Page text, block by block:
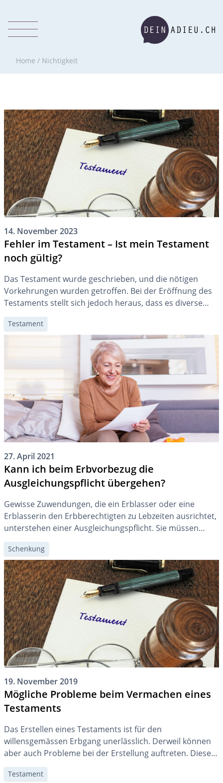
Home / Nichtigkeit
14. November 2023
Fehler im Testament – Ist mein Testament
noch gültig?
Das Testament wurde geschrieben, und die nötigen
Vorkehrungen wurden getroffen. Bei der Eröffnung des
Testaments stellt sich jedoch heraus, dass es diverse
Fehler enthält. Hat das Testament dennoch Bestand? In
diesem Beitrag erfahren Sie, welches die häufigsten
Fehler sind und welche Auswirkungen sie auf ein
Testament
27. April 2021
Kann ich beim Erbvorbezug die
Ausgleichungspflicht übergehen?
Gewisse Zuwendungen, die ein Erblasser oder eine
Erblasserin den Erbberechtigten zu Lebzeiten ausrichtet,
unterstehen einer Ausgleichungspflicht. Sie müssen
bezogene Leistungen im Erbgang zurückgeben oder auf
ihren Erbanteil anrechnen lassen. Was Sie unternehmen
können, um Ausgleichungspflichten abzumildern oder zu
vermeiden, zeigen wir Ihnen im folgenden Beitrag auf.
Schenkung
19. November 2019
Mögliche Probleme beim Vermachen eines
Testaments
Das Erstellen eines Testaments ist für den
willensgemässen Erbgang unerlässlich. Derweil können
aber auch Probleme bei der Erstellung auftreten. Diese
treten oft nach dem Ableben des Erblassers zutage,
weshalb im Vorhinein die Richtigkeit geprüft werden
Testament